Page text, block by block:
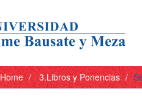
3.Libros y Ponencias